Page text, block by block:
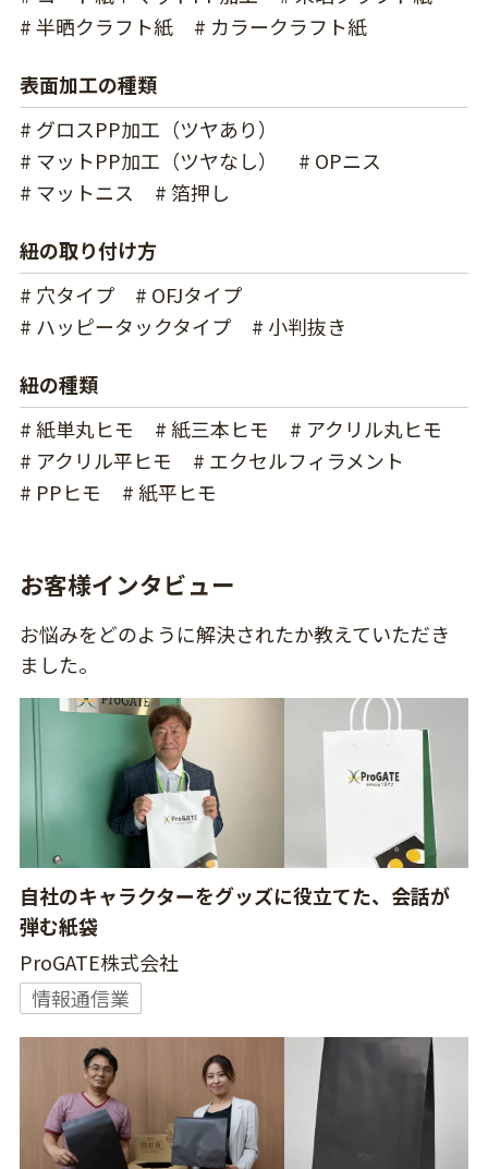
# 半晒クラフト紙
# カラークラフト紙
表面加工の種類
# グロスPP加工（ツヤあり）
# マットPP加工（ツヤなし）
# OPニス
# マットニス
# 箔押し
紐の取り付け方
# 穴タイプ
# OFJタイプ
# ハッピータックタイプ
# 小判抜き
紐の種類
# 紙単丸ヒモ
# 紙三本ヒモ
# アクリル丸ヒモ
# アクリル平ヒモ
# エクセルフィラメント
# PPヒモ
# 紙平ヒモ
お客様インタビュー
お悩みをどのように解決されたか教えていただき
ました。
自社のキャラクターをグッズに役立てた、会話が
弾む紙袋
ProGATE株式会社
情報通信業